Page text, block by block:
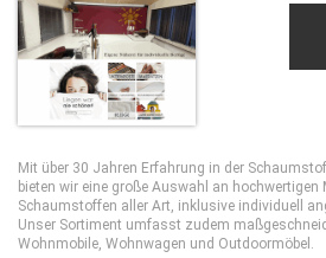
Mit über 30 Jahren Erfahrung in der
bieten wir eine große Auswahl an hochwertigen
Schaumstoffen aller Art, inklusive individuell
Unser Sortiment umfasst zudem
Wohnmobile, Wohnwagen und Outdoormöbel.